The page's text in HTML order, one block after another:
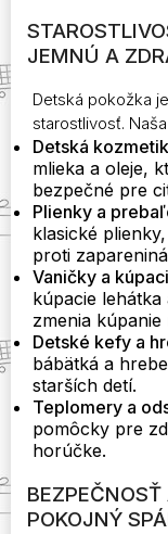
JEMNÚ A
Detská pokožka
starostlivosť.
Detská
mlieka a oleje,
bezpečné pre
Plienky a
klasické
proti
Vaničky a
kúpacie
zmenia kúpanie
Detské kefy a
bábätká a
starších detí.
Teplomery a
pomôcky pre
horúčke.
POKOJNÝ